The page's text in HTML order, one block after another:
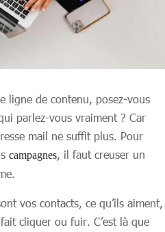
ligne de contenu, posez-vous
parlez-vous vraiment ? Car
mail ne suffit plus. Pour
campagnes, il faut creuser un
vos contacts, ce qu’ils aiment,
cliquer ou fuir. C’est là que